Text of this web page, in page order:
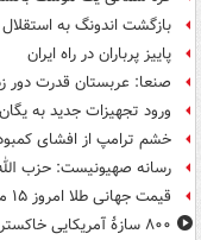
بازگشت اندونگ به
پاییز پرباران در راه ایران
صنعا: عربستان قدرت دور
ورود تجهیزات جدید به
خشم ترامپ از افشای
رسانه صهیونیست: حزب
قیمت جهانی طلا امروز ۱۵ مرداد
۸۰۰ سازۀ آمریکایی خاکستر شد